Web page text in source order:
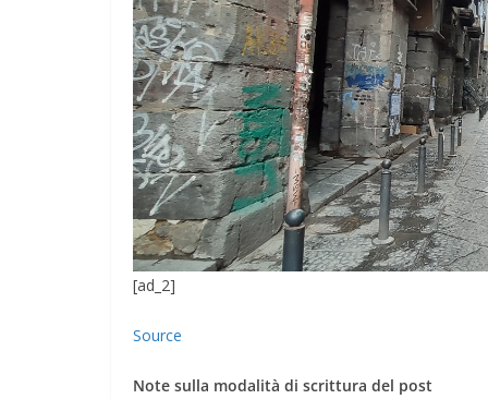
[ad_2]
Source
Note sulla modalità di scrittura del post